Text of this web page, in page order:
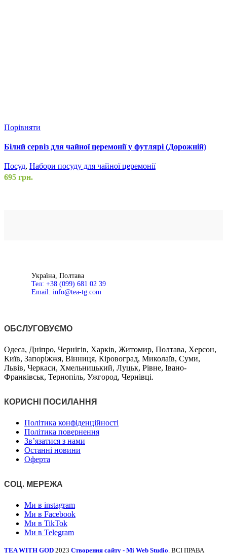
Порівняти
Білий сервіз для чайної церемонії у футлярі (Дорожній)
Посуд, Набори посуду для чайної церемонії
695 грн.
Україна, Полтава
Тел: +38 (099) 681 02 39
Email: info@tea-tg.com
ОБСЛУГОВУЄМО
Одеса, Дніпро, Чернігів, Харків, Житомир, Полтава, Херсон,
Київ, Запоріжжя, Вінниця, Кіровоград, Миколаїв, Суми,
Львів, Черкаси, Хмельницький, Луцьк, Рівне, Івано-
Франківськ, Тернопіль, Ужгород, Чернівці.
КОРИСНІ ПОСИЛАННЯ
Політика конфіденційності
Політика повернення
Зв’язатися з нами
Останні новини
Оферта
СОЦ. МЕРЕЖА
Ми в instagram
Ми в Facebook
Ми в TikTok
Ми в Telegram
TEA WITH GOD 2023 Створення сайту - Mi Web Studio . ВСІ ПРАВА